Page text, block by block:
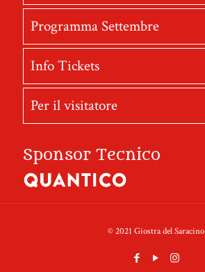
Programma Settembre
Info Tickets
Per il visitatore
Sponsor Tecnico
© 2021 Giostra del Saracino